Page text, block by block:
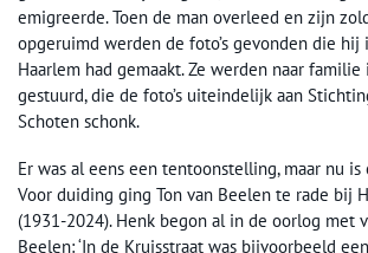
emigreerde. Toen de man overleed en zijn
opgeruimd werden de foto’s gevonden die
Haarlem had gemaakt. Ze werden naar familie
gestuurd, die de foto’s uiteindelijk aan
Schoten schonk.
Er was al eens een tentoonstelling, maar nu
Voor duiding ging Ton van Beelen te rade bij
(1931-2024). Henk begon al in de oorlog met
Beelen: ‘In de Kruisstraat was bijvoorbeeld